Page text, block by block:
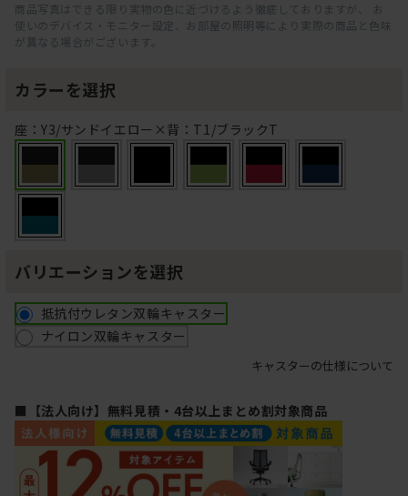
商品写真はできる限り実物の色に近づけるよう徹底しておりますが、 お
使いのデバイス・モニター設定、お部屋の照明等により実際の商品と色味
が異なる場合がございます。
カラーを選択
座：Y3/サンドイエロー×背：T1/ブラックT
バリエーションを選択
抵抗付ウレタン双輪キャスター
ナイロン双輪キャスター
キャスターの仕様について
■【法人向け】無料見積・4台以上まとめ割対象商品